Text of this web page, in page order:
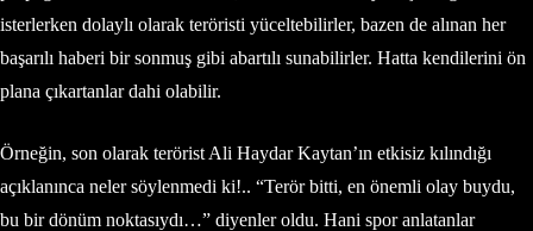
isterlerken dolaylı olarak teröristi yüceltebilirler, bazen de alınan her
başarılı haberi bir sonmuş gibi abartılı sunabilirler. Hatta kendilerini ön
plana çıkartanlar dahi olabilir.
Örneğin, son olarak terörist Ali Haydar Kaytan’ın etkisiz kılındığı
açıklanınca neler söylenmedi ki!.. “Terör bitti, en önemli olay buydu,
bu bir dönüm noktasıydı…” diyenler oldu. Hani spor anlatanlar